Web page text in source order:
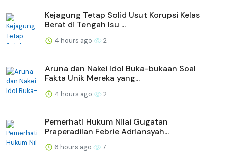
Kejagung Tetap Solid Usut Korupsi Kelas
Berat di Tengah Isu ...
4 hours ago 2
Aruna dan Nakei Idol Buka-bukaan Soal
Fakta Unik Mereka yang...
4 hours ago 2
Pemerhati Hukum Nilai Gugatan
Praperadilan Febrie Adriansyah...
6 hours ago 7